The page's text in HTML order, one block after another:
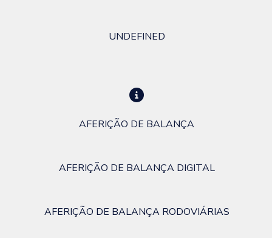
UNDEFINED
AFERIÇÃO DE BALANÇA
AFERIÇÃO DE BALANÇA DIGITAL
AFERIÇÃO DE BALANÇA RODOVIÁRIAS